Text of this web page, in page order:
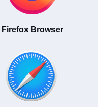
Firefox Browser